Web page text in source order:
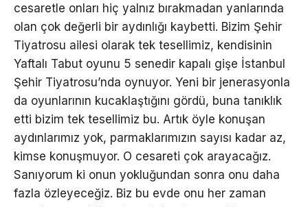
cesaretle onları hiç yalnız bırakmadan yanlarında
olan çok değerli bir aydınlığı kaybetti. Bizim Şehir
Tiyatrosu ailesi olarak tek tesellimiz, kendisinin
Yaftalı Tabut oyunu 5 senedir kapalı gişe İstanbul
Şehir Tiyatrosu’nda oynuyor. Yeni bir jenerasyonla
da oyunlarının kucaklaştığını gördü, buna tanıklık
etti bizim tek tesellimiz bu. Artık öyle konuşan
aydınlarımız yok, parmaklarımızın sayısı kadar az,
kimse konuşmuyor. O cesareti çok arayacağız.
Sanıyorum ki onun yokluğundan sonra onu daha
fazla özleyeceğiz. Biz bu evde onu her zaman